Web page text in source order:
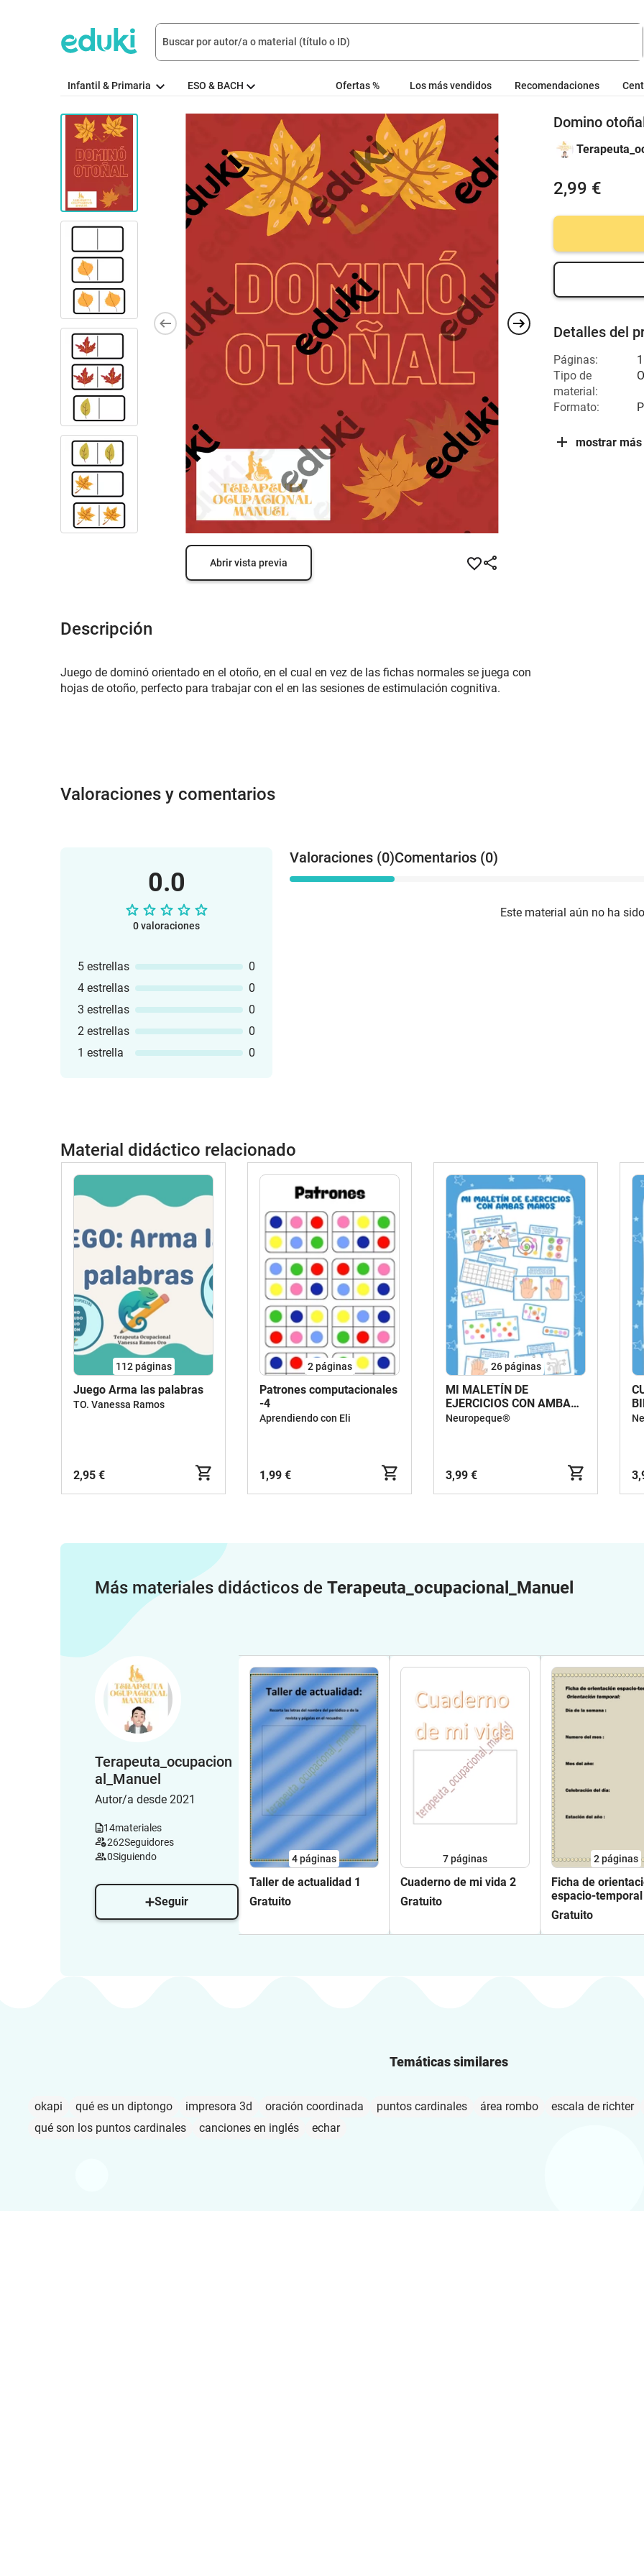
Infantil & Primaria ESO & BACH Ofertas % Los más vendidos Recomendaciones
Abrir vista previa
Descripción
Juego de dominó orientado en el otoño, en el cual en vez de las fichas normales se juega con
hojas de otoño, perfecto para trabajar con el en las sesiones de estimulación cognitiva.
Domino
2,99 €
Detalles del
Páginas:
Tipo de
material:
Formato:
mostrar más
Valoraciones y comentarios
0.0
0 valoraciones
5 estrellas
0
4 estrellas
0
3 estrellas
0
2 estrellas
0
1 estrella
0
Valoraciones (0)Comentarios (0)
Este material aún no ha
Material didáctico relacionado
112páginas
Juego Arma las palabras
TO. Vanessa Ramos
2,95 €
2páginas
Patrones computacionales
-4
Aprendiendo con Eli
1,99 €
26páginas
MI MALETÍN DE
EJERCICIOS CON AMBAS
MANOS
Neuropeque®
3,99 €
Más materiales didácticos de Terapeuta_ocupacional_Manuel
Terapeuta_ocupacion
al_Manuel
Autor/a desde 2021
14materiales
262Seguidores
0Siguiendo
Seguir
4páginas
Taller de actualidad 1
Gratuito
7páginas
Cuaderno de mi vida 2
Gratuito
2páginas
Ficha de
espacio-temporal
Gratuito
Temáticas similares
okapi qué es un diptongo impresora 3d oración coordinada puntos cardinales área rombo escala de richter
qué son los puntos cardinales
canciones en inglés echar